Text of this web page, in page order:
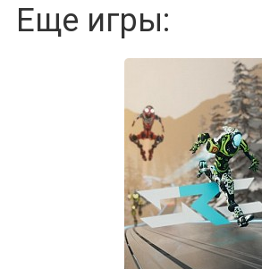
Еще игры: